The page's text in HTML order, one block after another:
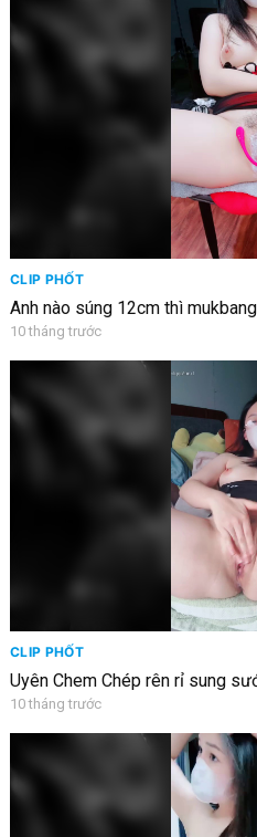
CLIP PHỐT
Anh nào súng 12cm thì
10 tháng trước
CLIP PHỐT
Uyên Chem Chép rên rỉ sung
10 tháng trước